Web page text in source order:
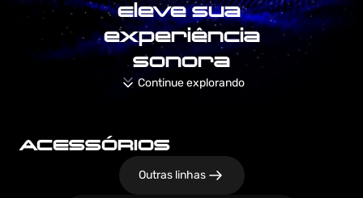
Eleve sua
experiência
sonora
Continue explorando
ACESSÓRIOS
Outras linhas